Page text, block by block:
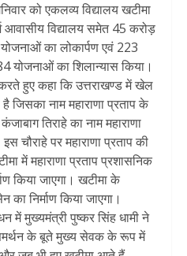
को एकलव्य विद्यालय खटीमा
विद्यालय समेत 45 करोड़
का लोकार्पण एवं 223
योजनाओं का शिलान्यास किया।
हुए कहा कि उत्तराखण्ड में खेल
है जिसका नाम महाराणा प्रताप के
तिराहे का नाम महाराणा
चौराहे पर महाराणा प्रताप की
में महाराणा प्रताप प्रशासनिक
किया जाएगा। खटीमा के
का निर्माण किया जाएगा।
में मुख्यमंत्री पुष्कर सिंह धामी ने
के बूते मुख्य सेवक के रूप में